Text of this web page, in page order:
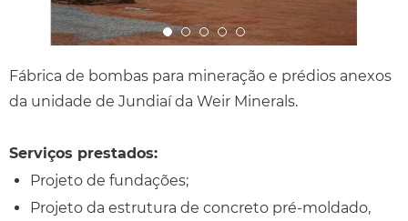
Fábrica de bombas para mineração e prédios anexos
da unidade de Jundiaí da Weir Minerals.
Serviços prestados:
Projeto de fundações;
Projeto da estrutura de concreto pré-moldado,